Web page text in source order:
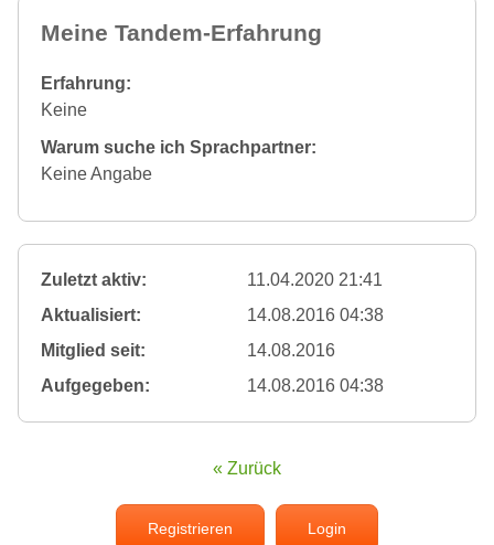
Meine Tandem-Erfahrung
Erfahrung:
Keine
Warum suche ich Sprachpartner:
Keine Angabe
Zuletzt aktiv:
11.04.2020 21:41
Aktualisiert:
14.08.2016 04:38
Mitglied seit:
14.08.2016
Aufgegeben:
14.08.2016 04:38
« Zurück
Registrieren Login